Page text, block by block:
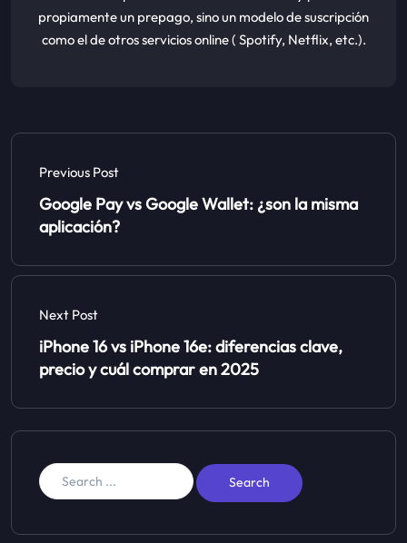
propiamente un prepago, sino un modelo de suscripción
como el de otros servicios online ( Spotify, Netflix, etc.).
Previous Post
Google Pay vs Google Wallet: ¿son la misma
aplicación?
Next Post
iPhone 16 vs iPhone 16e: diferencias clave,
precio y cuál comprar en 2025